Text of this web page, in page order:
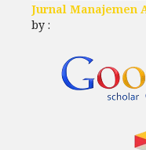
Jurnal Manajemen
by :